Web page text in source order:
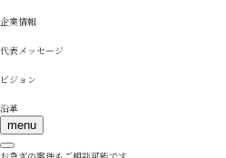
企業情報
代表メッセージ
ビジョン
沿革
menu